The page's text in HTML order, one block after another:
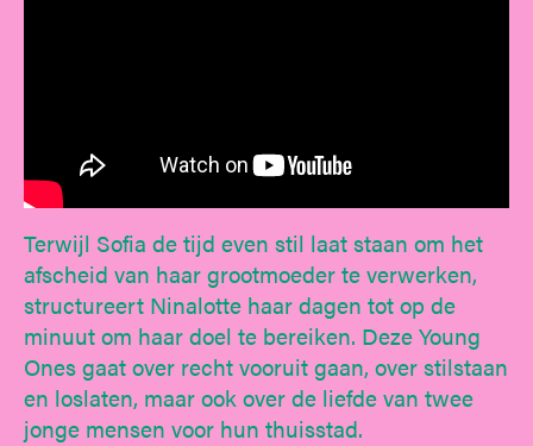
Terwijl Sofia de tijd even stil laat staan om het
afscheid van haar grootmoeder te verwerken,
structureert Ninalotte haar dagen tot op de
minuut om haar doel te bereiken. Deze Young
Ones gaat over recht vooruit gaan, over stilstaan
en loslaten, maar ook over de liefde van twee
jonge mensen voor hun thuisstad.